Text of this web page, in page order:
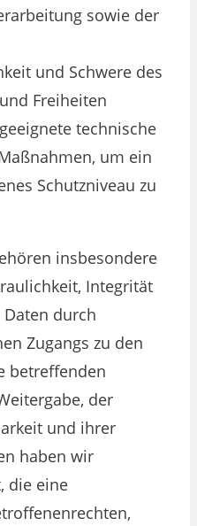
sowie der
und Schwere des
Freiheiten
technische
um ein
Schutzniveau zu
insbesondere
Integrität
durch
Zugangs zu den
betreffenden
der
und ihrer
haben wir
die eine